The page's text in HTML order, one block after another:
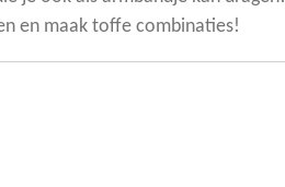
en maak toffe combinaties!